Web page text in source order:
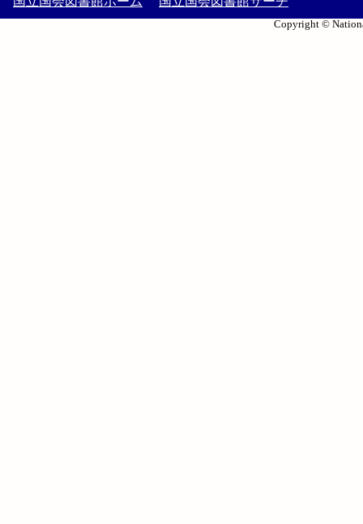
Copyright ©